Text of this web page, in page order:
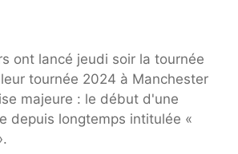
ont lancé jeudi soir la tournée
tournée 2024 à Manchester
majeure : le début d'une
depuis longtemps intitulée «